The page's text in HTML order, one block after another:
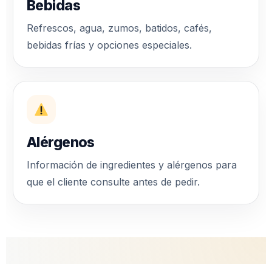
Bebidas
Refrescos, agua, zumos, batidos, cafés,
bebidas frías y opciones especiales.
Alérgenos
Información de ingredientes y alérgenos para
que el cliente consulte antes de pedir.